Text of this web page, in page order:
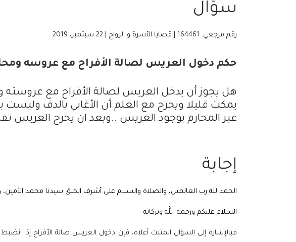
سؤال
رقم مرجعي: 164461 | قضايا الأسرة و الزواج | 22 سبتمبر، 2019
حكم دخول العريس لصالة الأفراح مع عروسه
هل يجوز أن يدخل العريس لصالة الأفراح مع
يمكث قليلا ويخرج مع العلم أن الأغاني بالدف
غير المحارم بوجود العريس ..وبعد ان يخرج العريس
إجابة
الحمد لله رب العالمين، والصلاة والسلام على أشرف الخلق سيدنا محمد
السلام عليكم ورحمة الله وبركاته
فبالإشارة إلى السؤال المثبت أعلاه، فإن دخول العريس صالة الأفراح إذا